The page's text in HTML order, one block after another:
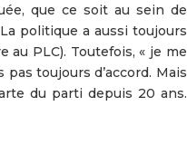
que ce soit au sein de
politique a aussi toujours
PLC). Toutefois, « je me
toujours d’accord. Mais
du parti depuis 20 ans.